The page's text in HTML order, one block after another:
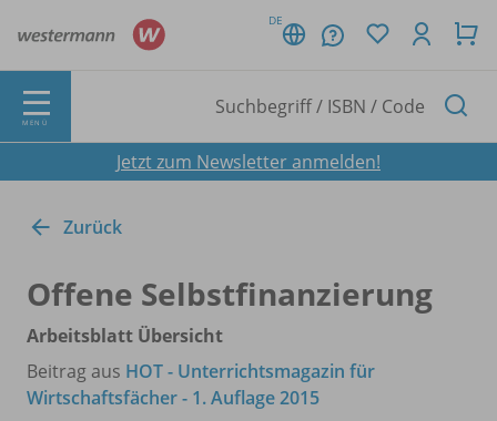
DE
MENÜ
Jetzt zum Newsletter anmelden!
Zurück
Offene Selbstfinanzierung
Arbeitsblatt Übersicht
Beitrag aus HOT - Unterrichtsmagazin für
Wirtschaftsfächer - 1. Auflage 2015